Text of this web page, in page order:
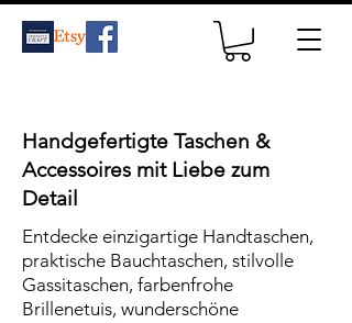
Handgefertigte Taschen &
Accessoires mit Liebe zum
Detail
Entdecke einzigartige Handtaschen,
praktische Bauchtaschen, stilvolle
Gassitaschen, farbenfrohe
Brillenetuis, wunderschöne